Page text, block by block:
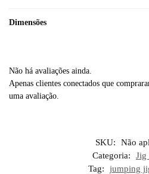
Dimensões
Não há avaliações ainda.
Apenas clientes conectados que
uma avaliação.
SKU:
Não
Categoria:
Jig
Tag:
jumping